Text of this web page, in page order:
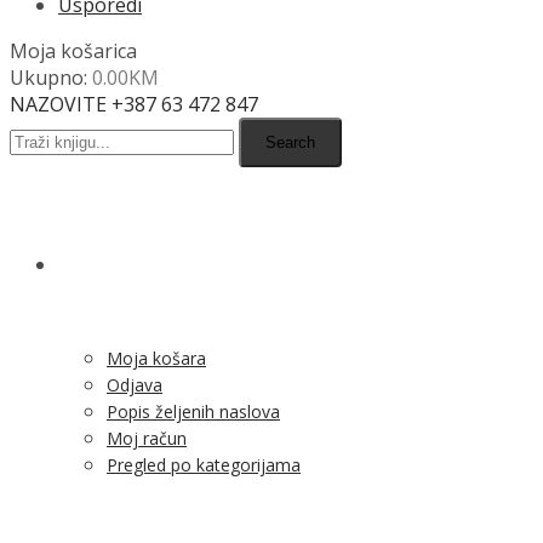
Moja košarica
Ukupno: 0.00KM
NAZOVITE +387 63 472 847
Search
Moja košara
Odjava
Popis željenih naslova
Moj račun
Pregled po kategorijama